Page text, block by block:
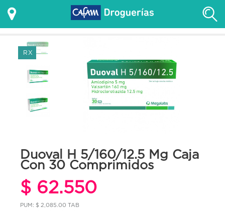
RX
Duoval H 5/160/12.5 Mg Caja
Con 30 Comprimidos
$ 62.550
PUM: $ 2,085.00 TAB